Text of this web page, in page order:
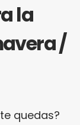
la
/
quedas?